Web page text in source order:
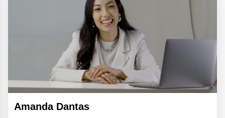
Amanda Dantas